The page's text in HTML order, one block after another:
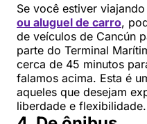
Se você estiver
ou aluguel de carro,
de veículos de Cancún
parte do Terminal
cerca de 45 minutos
falamos acima. Esta é
aqueles que desejam
liberdade e flexibilidade.